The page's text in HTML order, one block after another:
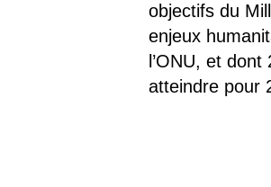
objectifs du
enjeux
l’ONU, et
atteindre pour